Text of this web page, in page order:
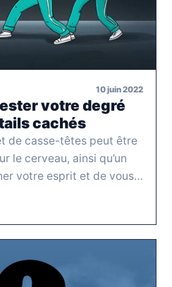
10 juin 2022
votre degré
cachés
de casse-têtes peut être
le cerveau, ainsi qu’un
votre esprit et de vous…